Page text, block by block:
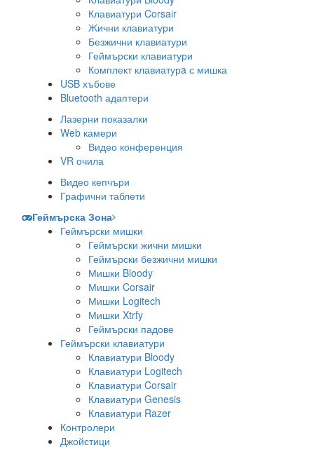
Клавиатури Corsair
Жични клавиатури
Безжични клавиатури
Геймърски клавиатури
Комплект клавиатурa с мишка
USB хъбове
Bluetooth адаптери
Лазерни показалки
Web камери
Видео конференция
VR очила
Видео кепчъри
Графични таблети
Геймърска Зона
Геймърски мишки
Геймърски жични мишки
Геймърски безжични мишки
Мишки Bloody
Мишки Corsair
Мишки Logitech
Мишки Xtrfy
Геймърски падове
Геймърски клавиатури
Клавиатури Bloody
Клавиатури Logitech
Клавиатури Corsair
Клавиатури Genesis
Клавиатури Razer
Контролери
Джойстици